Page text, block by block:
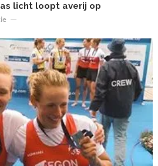
licht loopt averij op